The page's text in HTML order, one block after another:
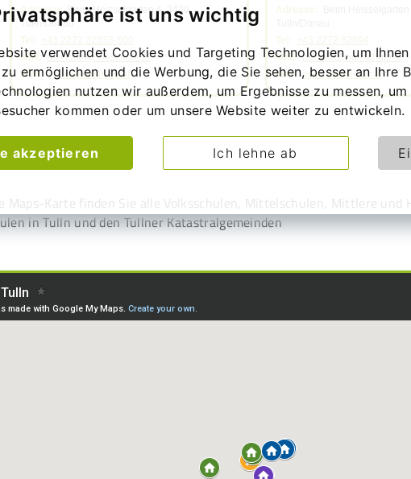
ist uns wichtig
verwendet Cookies und Targeting Technologien, um
ermöglichen und die Werbung, die Sie sehen, besser an Ihre
nutzen wir außerdem, um Ergebnisse zu messen,
kommen oder um unsere Website weiter zu entwickeln.
akzeptieren Ich lehne ab
Adresse: Beim Heisselgarten 4, 3430
Tulln/Donau
Mail: aso.tulln@noeschule.at
Web: www.asotulln.ac.at
Mail: pts.tulln@noeschule.at
Web: www.ptstulln.ac.at
Maps-Karte finden Sie alle Volksschulen, Mittelschulen, Mittlere und
in Tulln und den Tullner Katastralgemeinden